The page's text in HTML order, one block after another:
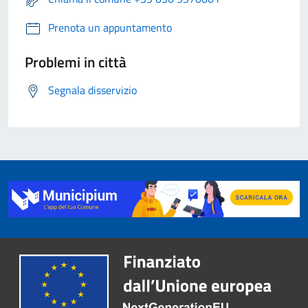
Prenota un appuntamento
Problemi in città
Segnala disservizio